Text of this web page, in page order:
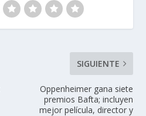
SIGUIENTE
Oppenheimer gana siete
premios Bafta; incluyen
mejor película, director y